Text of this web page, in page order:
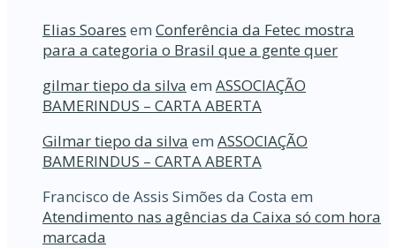
Elias Soares em Conferência da Fetec mostra
para a categoria o Brasil que a gente quer
gilmar tiepo da silva em ASSOCIAÇÃO
BAMERINDUS – CARTA ABERTA
Gilmar tiepo da silva em ASSOCIAÇÃO
BAMERINDUS – CARTA ABERTA
Francisco de Assis Simões da Costa em
Atendimento nas agências da Caixa só com hora
marcada